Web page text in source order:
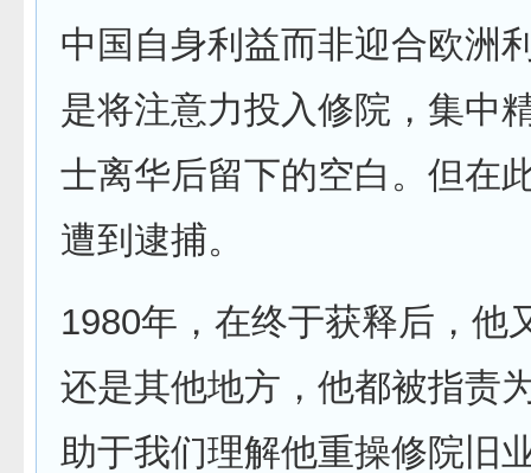
中国自身利益而非迎合欧洲
是将注意力投入修院，集中
士离华后留下的空白。但在
遭到逮捕。
1980年，在终于获释后，他
还是其他地方，他都被指责
助于我们理解他重操修院旧